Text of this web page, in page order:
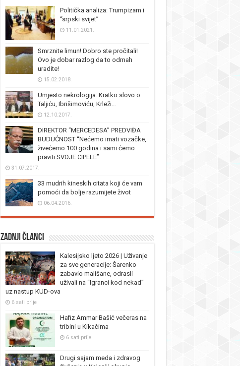
Politička analiza: Trumpizam i
“srpski svijet”
11.01.2021.
Smrznite limun! Dobro ste pročitali!
Ovo je dobar razlog da to odmah
uradite!
15.02.2018.
Umjesto nekrologija: Kratko slovo o
Taljiću, Ibrišimoviću, Krleži…
12.10.2017.
DIREKTOR “MERCEDESA” PREDVIĐA
BUDUĆNOST “Nećemo imati vozačke,
živećemo 100 godina i sami ćemo
praviti SVOJE CIPELE”
31.07.2017.
33 mudrih kineskih citata koji će vam
pomoći da bolje razumijete život
06.04.2016.
Zadnji članci
Kalesijsko ljeto 2026 | Uživanje
za sve generacije: Šarenko
zabavio mališane, odrasli
uživali na “Igranci kod nekad”
uz nastup KUD-ova
6 sati prije
Hafiz Ammar Bašić večeras na
tribini u Kikačima
6 sati prije
Drugi sajam meda i zdravog